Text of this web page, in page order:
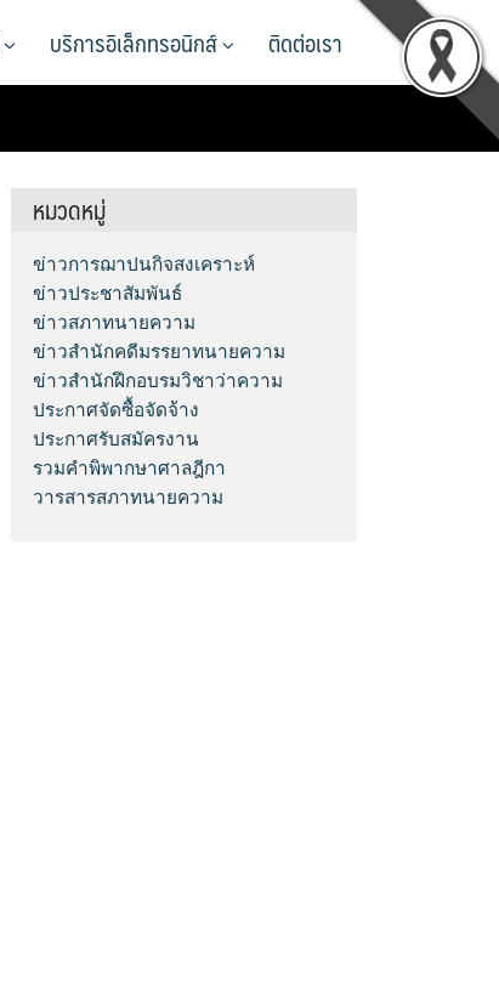
บริการอิเล็กทรอนิกส์ ติดต่อเรา
หมวดหมู่
ข่าวการฌาปนกิจสงเคราะห์
ข่าวประชาสัมพันธ์
ข่าวสภาทนายความ
ข่าวสำนักคดีมรรยาทนายความ
ข่าวสำนักฝึกอบรมวิชาว่าความ
ประกาศจัดซื้อจัดจ้าง
ประกาศรับสมัครงาน
รวมคำพิพากษาศาลฎีกา
วารสารสภาทนายความ